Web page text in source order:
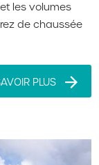
les volumes
de chaussée
PLUS